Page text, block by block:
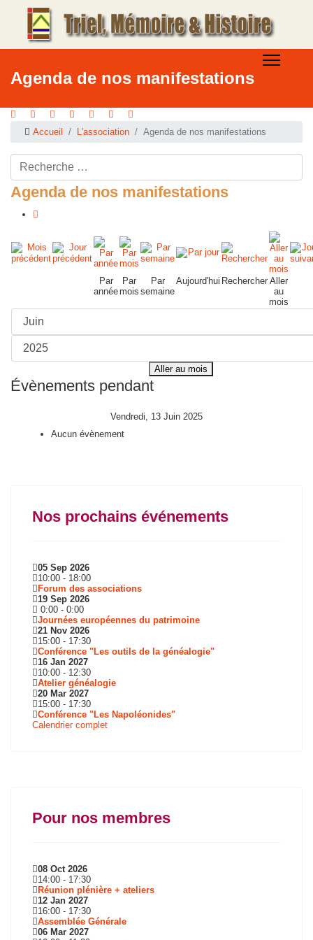
Agenda de nos manifestations
Accueil L'association Agenda de nos manifestations
Rechercher ...
Agenda de nos manifestations
Par
année
Par
mois
Par
semaine
Aujourd'hui Rechercher Aller
au
mois
Aller au mois
Évènements pendant
Vendredi, 13 Juin 2025
Aucun évènement
Nos prochains événements
05 Sep 2026
10:00 - 18:00
Forum des associations
19 Sep 2026
0:00 - 0:00
Journées européennes du patrimoine
21 Nov 2026
15:00 - 17:30
Conférence "Les outils de la généalogie"
16 Jan 2027
10:00 - 12:30
Atelier généalogie
20 Mar 2027
15:00 - 17:30
Conférence "Les Napoléonides"
Calendrier complet
Pour nos membres
08 Oct 2026
14:00 - 17:30
Réunion plénière + ateliers
12 Jan 2027
16:00 - 17:30
Assemblée Générale
06 Mar 2027